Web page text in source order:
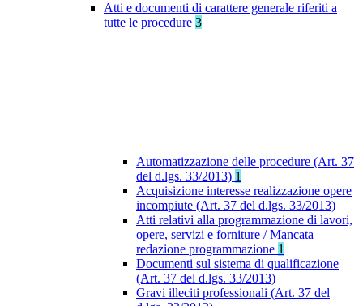
Atti e documenti di carattere generale riferiti a
tutte le procedure 3
Automatizzazione delle procedure (Art. 37
del d.lgs. 33/2013) 1
Acquisizione interesse realizzazione opere
incompiute (Art. 37 del d.lgs. 33/2013)
Atti relativi alla programmazione di lavori,
opere, servizi e forniture / Mancata
redazione programmazione 1
Documenti sul sistema di qualificazione
(Art. 37 del d.lgs. 33/2013)
Gravi illeciti professionali (Art. 37 del